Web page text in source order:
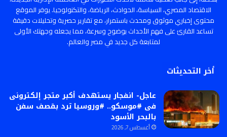
الاقتصاد المصري، السياسة، الحوادث، الرياضة، والتكنولوجيا. يوفر الموقع
محتوى إخباري موثوق ومحدث باستمرار، مع تقارير حصرية وتحليلات دقيقة
تساعد القارئ على فهم الأحداث بوضوح وسرعة، مما يجعله وجهتك الأولى
لمتابعة كل جديد في مصر والعالم.
أخر التحديثات
عاجل- انفجار يستهدف أكبر متجر إلكترونى
فى #موسكو.. #وروسيا ترد بقصف سفن
بالبحر الأسود
أغسطس 7, 2026